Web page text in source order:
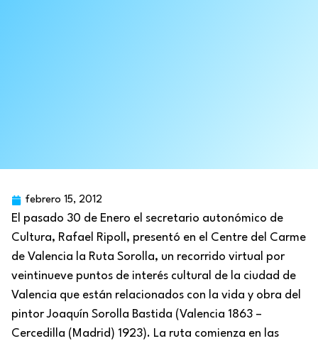
febrero 15, 2012
El pasado 30 de Enero el secretario autonómico de
Cultura, Rafael Ripoll, presentó en el Centre del Carme
de Valencia la Ruta Sorolla, un recorrido virtual por
veintinueve puntos de interés cultural de la ciudad de
Valencia que están relacionados con la vida y obra del
pintor Joaquín Sorolla Bastida (Valencia 1863 –
Cercedilla (Madrid) 1923). La ruta comienza en las